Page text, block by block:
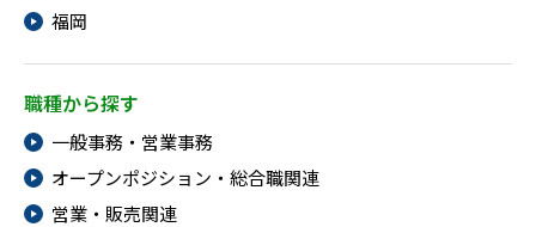
福岡
職種から探す
一般事務・営業事務
オープンポジション・総合職関連
営業・販売関連